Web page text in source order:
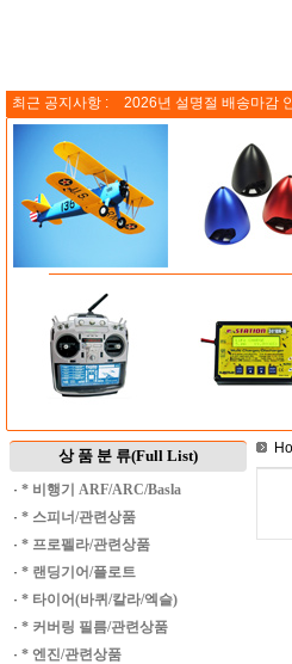
최근 공지사항 : 2026년 설명절 배송마감
상 품 분 류(Full List)
· * 비행기 ARF/ARC/Basla
· * 스피너/관련상품
· * 프로펠라/관련상품
· * 랜딩기어/플로트
· * 타이어(바퀴/칼라/엑슬)
· * 커버링 필름/관련상품
· * 엔진/관련상품